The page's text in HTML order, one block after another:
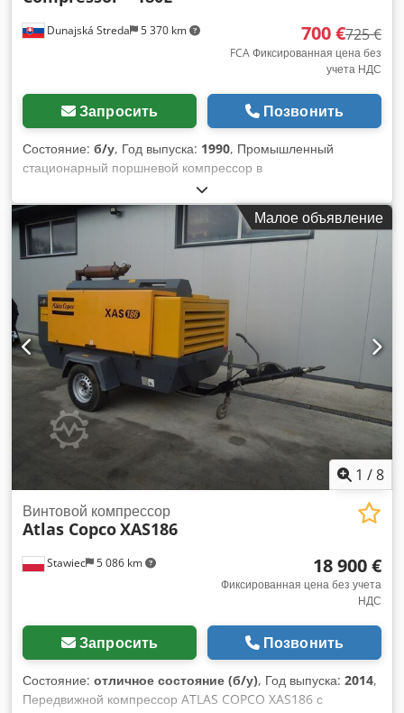
Dunajská Streda 5 370 km 700 €725 €
FCA Фиксированная цена без
учета НДС
Запросить Позвонить
Состояние: б/у, Год выпуска: 1990, Промышленный
стационарный поршневой компрессор в
шумоизолированном стальном кожухе. Dcodpjyl Nz Hefx
Ahusk Производитель: Reflex Модель: ZU 57/3 – Тип 180 D
Воздушный ресивер: 180 литров Сделано в Германии
Комплект включает: Поршневой компрессор
Электродвигатель Воздушный бак 180 л Реле давления
Шумопоглощающий кожух Состояние: Б/у – не проверен.
Продается в состоянии как есть, с места. Подходит для
ремонта или на запчасти.
Малое объявление
1 /8
Stawiec 5 086 km
Винтовой компрессор
Atlas CopcoXAS186
18 900 €
Фиксированная цена без учета
НДС
Запросить Позвонить
Состояние: отличное состояние (б/у), Год выпуска: 2014,
Передвижной компрессор ATLAS COPCO XAS186 с